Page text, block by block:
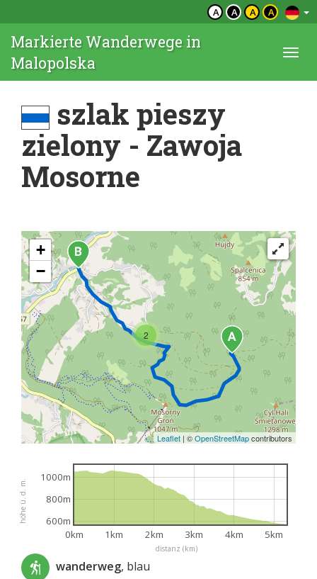
A A A A
Markierte Wanderwege in
Malopolska
szlak pieszy
zielony - Zawoja
Mosorne
2
+
−
Leaflet | ©OpenStreetMapcontributors
distanz (km)
höhe ü. d. m.
0km 1km 2km 3km 4km 5km
600m
800m
1000m
wanderweg, blau